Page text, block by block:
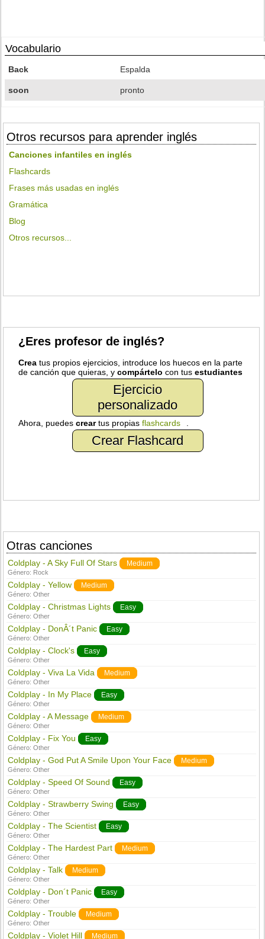
Vocabulario
Back Espalda
soon pronto
Otros recursos para aprender inglés
Canciones infantiles en inglés
Flashcards
Frases más usadas en inglés
Gramática
Blog
Otros recursos...
¿Eres profesor de inglés?
Crea tus propios ejercicios, introduce los huecos en la parte
de canción que quieras, ycompártelo con tusestudiantes
Ejercicio
personalizado
Ahora, puedescreartus propiasflashcards
Crear Flashcard
Otras canciones
Coldplay - A Sky Full Of Stars Medium
Género: Rock
Coldplay - Yellow Medium
Género:Other
Coldplay - Christmas Lights Easy
Género:Other
Coldplay - DonÂ´t Panic Easy
Género:Other
Coldplay - Clock's Easy
Género:Other
Coldplay - Viva La Vida Medium
Género:Other
Coldplay - In My Place Easy
Género:Other
Coldplay - A Message Medium
Género:Other
Coldplay - Fix You Easy
Género:Other
Coldplay - God Put A Smile Upon Your Face Medium
Género:Other
Coldplay - Speed Of Sound Easy
Género:Other
Coldplay - Strawberry Swing Easy
Género:Other
Coldplay - The Scientist Easy
Género:Other
Coldplay - The Hardest Part Medium
Género:Other
Coldplay - Talk Medium
Género:Other
Coldplay - Don´t Panic Easy
Género:Other
Coldplay - Trouble Medium
Género:Other
Coldplay - Violet Hill Medium